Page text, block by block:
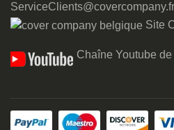
ServiceClients@covercompany.fr
Site
Chaîne Youtube